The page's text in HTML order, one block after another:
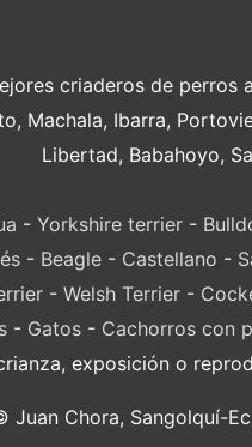
criaderos de perros
Machala, Ibarra,
Libertad, Babahoyo,
- Yorkshire terrier -
- Beagle- Castellano -
- Welsh Terrier-
- Gatos- Cachorros con
exposición o
Juan Chora, Sangolquí-